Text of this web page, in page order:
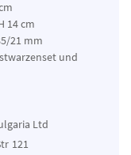
14 cm
21 mm
und
Ltd
121